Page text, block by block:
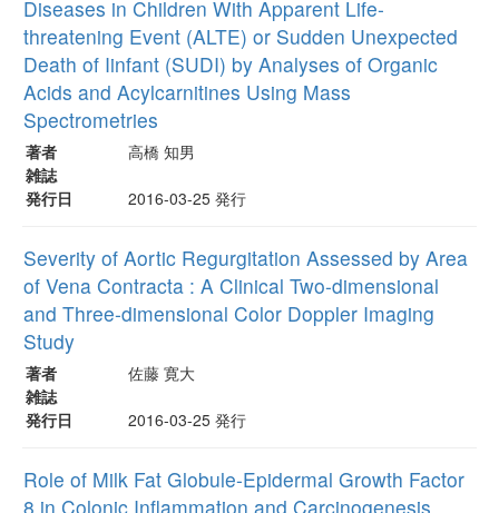
Diseases in Children With Apparent Life-
threatening Event (ALTE) or Sudden Unexpected
Death of Iinfant (SUDI) by Analyses of Organic
Acids and Acylcarnitines Using Mass
Spectrometries
著者
高橋 知男
雑誌
発行日
2016-03-25 発行
Severity of Aortic Regurgitation Assessed by Area
of Vena Contracta : A Clinical Two-dimensional
and Three-dimensional Color Doppler Imaging
Study
著者
佐藤 寛大
雑誌
発行日
2016-03-25 発行
Role of Milk Fat Globule-Epidermal Growth Factor
8 in Colonic Inflammation and Carcinogenesis